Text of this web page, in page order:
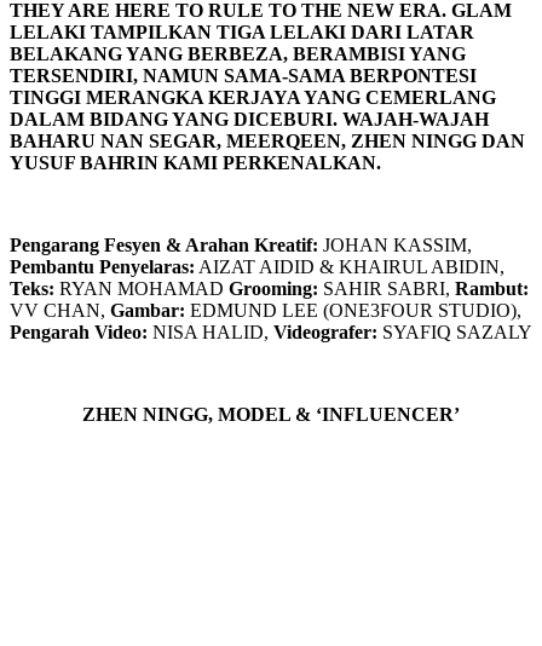
THEY ARE HERE TO RULE TO THE NEW ERA. GLAM
LELAKI TAMPILKAN TIGA LELAKI DARI LATAR
BELAKANG YANG BERBEZA, BERAMBISI YANG
TERSENDIRI, NAMUN SAMA-SAMA BERPONTESI
TINGGI MERANGKA KERJAYA YANG CEMERLANG
DALAM BIDANG YANG DICEBURI. WAJAH-WAJAH
BAHARU NAN SEGAR, MEERQEEN, ZHEN NINGG DAN
YUSUF BAHRIN KAMI PERKENALKAN.
Pengarang Fesyen & Arahan Kreatif: JOHAN KASSIM,
Pembantu Penyelaras: AIZAT AIDID & KHAIRUL ABIDIN,
Teks: RYAN MOHAMAD Grooming: SAHIR SABRI, Rambut:
VV CHAN, Gambar: EDMUND LEE (ONE3FOUR STUDIO),
Pengarah Video: NISA HALID, Videografer: SYAFIQ SAZALY
ZHEN NINGG, MODEL & ‘INFLUENCER’